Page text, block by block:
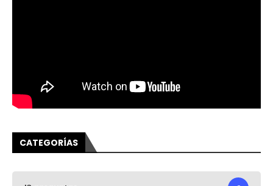
CATEGORÍAS